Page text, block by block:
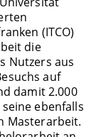
(ITCO)
die
Nutzers aus
auf
damit 2.000
ebenfalls
Masterarbeit.